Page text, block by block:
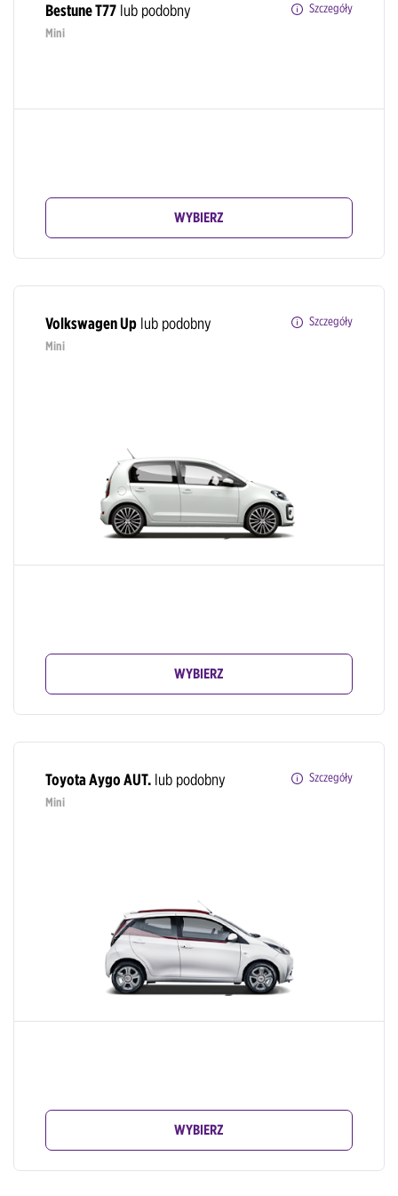
Bestune T77 lub podobny
Szczegóły
Mini
WYBIERZ
Volkswagen Up lub podobny
Szczegóły
Mini
WYBIERZ
Toyota Aygo AUT. lub podobny
Szczegóły
Mini
WYBIERZ